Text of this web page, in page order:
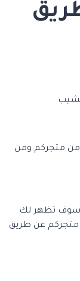
متجركم ومن
سوف تظهر لك
متجركم عن طريق